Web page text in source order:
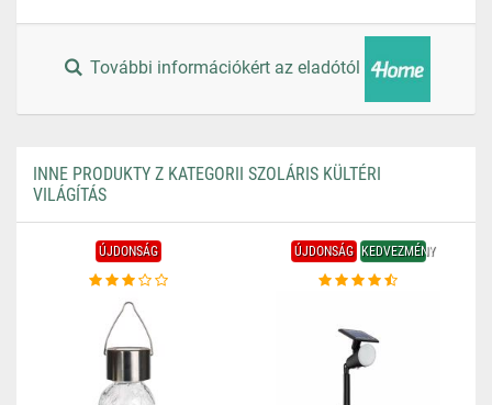
További információkért az eladótól
INNE PRODUKTY Z KATEGORII SZOLÁRIS KÜLTÉRI
VILÁGÍTÁS
ÚJDONSÁG ÚJDONSÁG KEDVEZMÉNY